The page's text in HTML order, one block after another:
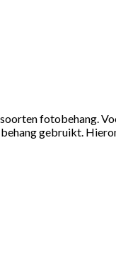
fotobehang.
gebruikt.